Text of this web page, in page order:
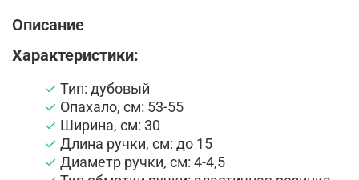
Описание
Характеристики:
Тип: дубовый
Опахало, см: 53-55
Ширина, см: 30
Длина ручки, см: до 15
Диаметр ручки, см: 4-4,5